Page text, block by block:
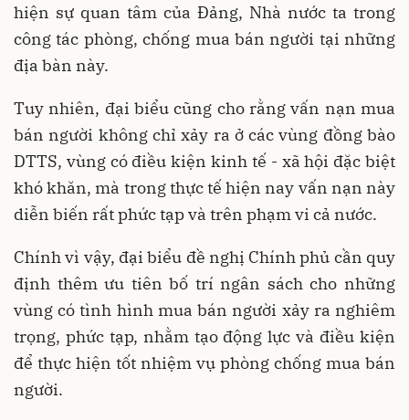
hiện sự quan tâm của Đảng, Nhà nước ta trong
công tác phòng, chống mua bán người tại những
địa bàn này.
Tuy nhiên, đại biểu cũng cho rằng vấn nạn mua
bán người không chỉ xảy ra ở các vùng đồng bào
DTTS, vùng có điều kiện kinh tế - xã hội đặc biệt
khó khăn, mà trong thực tế hiện nay vấn nạn này
diễn biến rất phức tạp và trên phạm vi cả nước.
Chính vì vậy, đại biểu đề nghị Chính phủ cần quy
định thêm ưu tiên bố trí ngân sách cho những
vùng có tình hình mua bán người xảy ra nghiêm
trọng, phức tạp, nhằm tạo động lực và điều kiện
để thực hiện tốt nhiệm vụ phòng chống mua bán
người.